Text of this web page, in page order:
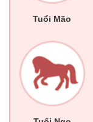
Tuổi Mão